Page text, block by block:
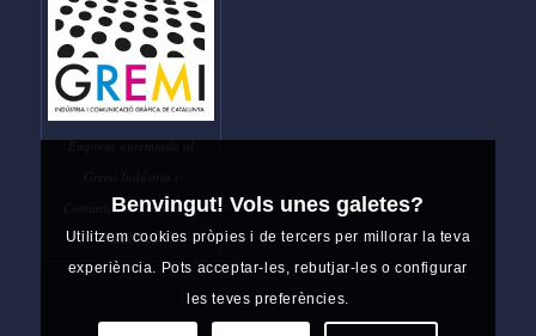
Empresa agremiada al
Comunicació Gràfica de
Catalunya
Benvingut! Vols unes galetes?
Utilitzem cookies pròpies i de tercers per millorar la teva
experiència. Pots acceptar-les, rebutjar-les o configurar
les teves preferències.